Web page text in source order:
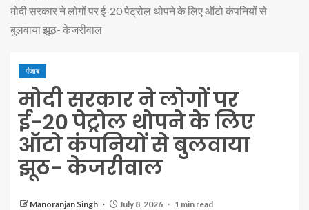
मोदी सरकार ने लोगों पर ई-20 पेट्रोल थोपने के लिए ऑटो कंपनियों से
बुलवाया झूठ- केजरीवाल
पंजाब
मोदी सरकार ने लोगों पर
ई-20 पेट्रोल थोपने के लिए
ऑटो कंपनियों से बुलवाया
झूठ- केजरीवाल
Manoranjan Singh July 8, 2026 1 min read